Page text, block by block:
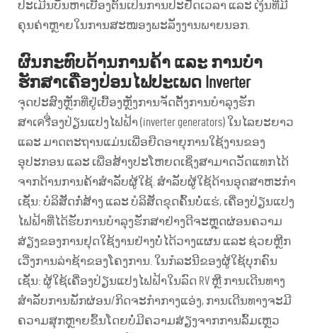
ປະເມີນບັນຫາເບື້ອງຕົ້ນເປັນການປະຢັດເວລາ ແລະ ເງິນທີ່ມີ
ຄຸນຄ່າຫຼາຍໃນການສະໜອງພະລັງງານພາຍນອກ.
ຜົນກະທົບດ້ານການຄ້າ ແລະ ການບໍາ
ຮັກສາເຄື່ອງປ່ອນໄຟປະເພດ Inverter
ຈຸດປະສົງຫຼັກທີ່ຢູ່ເບື້ອງຫຼັງການຈັດຕັ້ງການບໍາລຸງຮັກ
ສາເครື່ອງປ່ຽນແປງໄຟຟ້າ (inverter generators) ໃນໄລຍະຍາວ
ແລະ ມາດຕະຖານແມ່ນເພື່ອຍືດອາຍຸການໃຊ້ງານຂອງ
ອຸປະກອນ ແລະ ເພື່ອສ້າງປະໂຫຍດເຊິ່ງສາມາດວັດແທກໄດ້
ຈາກດ້ານການຄ້າສຳລັບຜູ້ໃຊ້. ສຳລັບຜູ້ໃຊ້ດ້ານອຸດສາຫະກຳ
ເຊັ່ນ: ບໍລິສັດກໍ່ສ້າງ ແລະ ບໍລິສັດຂຸດຄົ້ນບໍ່ແຮ່, ເຄື່ອງປ່ຽນແປງ
ໄຟຟ້າທີ່ໄດ້ຮັບການບໍາລຸງຮັກສາຢ່າງດີຈະຫຼຸດຜ່ອນຄວາມ
ສ່ຽງຂອງການຢຸດໃຊ້ງານຢ່າງບໍ່ໄດ້ວາງແຜນ ແລະ ຊ່ວຍຫຼີກ
ເວີ່ງການລ່າຊ້າຂອງໂຄງການ. ໃນກໍລະນີຂອງຜູ້ໃຊ້ບຸກຄົນ
ເຊັ່ນ: ຜູ້ໃຊ້ເຄື່ອງປ່ຽນແປງໄຟຟ້າໃນລົດ RV ຫຼື ການເດີນທາງ
ສຳລັບການພັກຜ່ອນ/ກິດຈະກຳກາງແອ່ງ, ການເດີນທາງຈະມີ
ຄວາມສຸກຫຼາຍຂຶ້ນໂດຍບໍ່ມີຄວາມສ່ຽງຈາກການລົ້ມເຫຼວ